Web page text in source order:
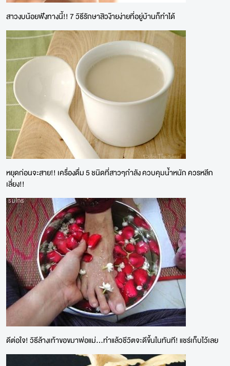
สาวงบน้อยฟังทางนี้!! 7 วิธีรักษาสิวง๊ายง่ายที่อยู่บ้านก็ทำได้
หยุดก่อนจะสาย!! เครื่องดื่ม 5 ชนิดที่สาวๆกำลัง ควบคุมน้ำหนัก ควรหลีก
เลี่ยง!!
ดีต่อใจ! วิธีล้างเท้าขอขมาพ่อแม่...ทำแล้วชีวิตจะดีขึ้นในทันที! แชร์เก็บไว้เลย